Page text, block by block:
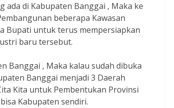
di Kabupaten Banggai , Maka ke
beberapa Kawasan
Bupati untuk terus mempersiapkan
baru tersebut.
Banggai , Maka kalau sudah dibuka
Banggai menjadi 3 Daerah
Kita untuk Pembentukan Provinsi
Kabupaten sendiri.